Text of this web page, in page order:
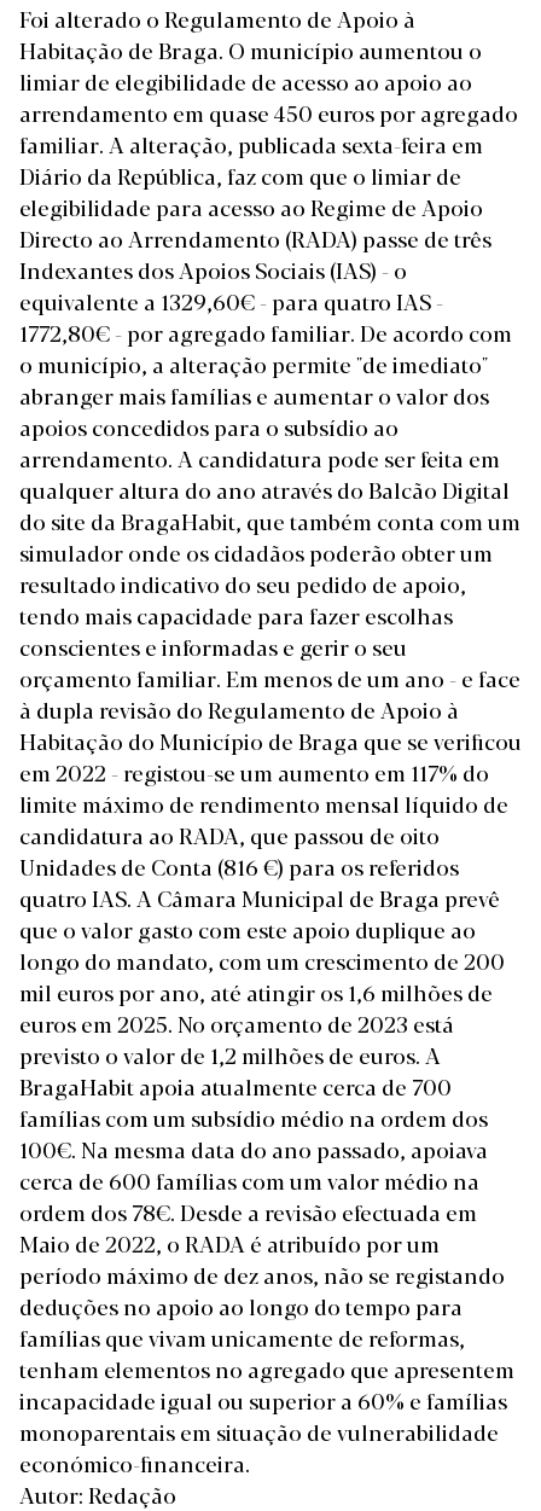
Foi alterado o Regulamento de Apoio à
Habitação de Braga. O município aumentou o
limiar de elegibilidade de acesso ao apoio ao
arrendamento em quase 450 euros por agregado
familiar. A alteração, publicada sexta-feira em
Diário da República, faz com que o limiar de
elegibilidade para acesso ao Regime de Apoio
Directo ao Arrendamento (RADA) passe de três
Indexantes dos Apoios Sociais (IAS) - o
equivalente a 1329,60€ - para quatro IAS -
1772,80€ - por agregado familiar. De acordo com
o município, a alteração permite "de imediato"
abranger mais famílias e aumentar o valor dos
apoios concedidos para o subsídio ao
arrendamento. A candidatura pode ser feita em
qualquer altura do ano através do Balcão Digital
do site da BragaHabit, que também conta com um
simulador onde os cidadãos poderão obter um
resultado indicativo do seu pedido de apoio,
tendo mais capacidade para fazer escolhas
conscientes e informadas e gerir o seu
orçamento familiar. Em menos de um ano - e face
à dupla revisão do Regulamento de Apoio à
Habitação do Município de Braga que se verificou
em 2022 - registou-se um aumento em 117% do
limite máximo de rendimento mensal líquido de
candidatura ao RADA, que passou de oito
Unidades de Conta (816 €) para os referidos
quatro IAS. A Câmara Municipal de Braga prevê
que o valor gasto com este apoio duplique ao
longo do mandato, com um crescimento de 200
mil euros por ano, até atingir os 1,6 milhões de
euros em 2025. No orçamento de 2023 está
previsto o valor de 1,2 milhões de euros. A
BragaHabit apoia atualmente cerca de 700
famílias com um subsídio médio na ordem dos
100€. Na mesma data do ano passado, apoiava
cerca de 600 famílias com um valor médio na
ordem dos 78€. Desde a revisão efectuada em
Maio de 2022, o RADA é atribuído por um
período máximo de dez anos, não se registando
deduções no apoio ao longo do tempo para
famílias que vivam unicamente de reformas,
tenham elementos no agregado que apresentem
incapacidade igual ou superior a 60% e famílias
monoparentais em situação de vulnerabilidade
económico-financeira.
Autor: Redação